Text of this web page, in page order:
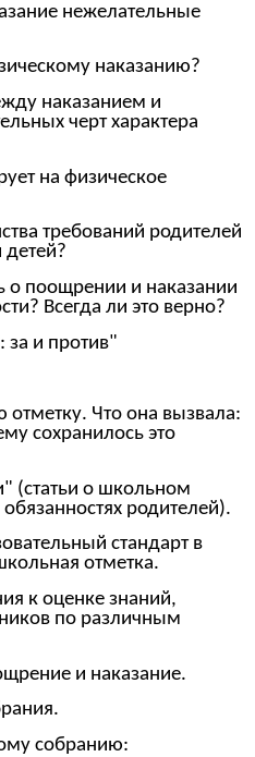
нежелательные
наказанию?
наказанием и
черт характера
на физическое
требований родителей
о поощрении и наказании
Всегда ли это верно?
за и против"
Что она вызвала:
сохранилось это
(статьи о школьном
родителей).
стандарт в
отметка.
к оценке знаний,
по различным
и наказание.
собранию: